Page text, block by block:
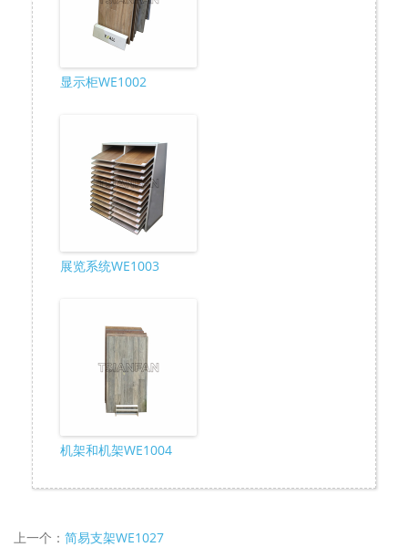
显示柜WE1002
展览系统WE1003
机架和机架WE1004
上一个： 简易支架WE1027